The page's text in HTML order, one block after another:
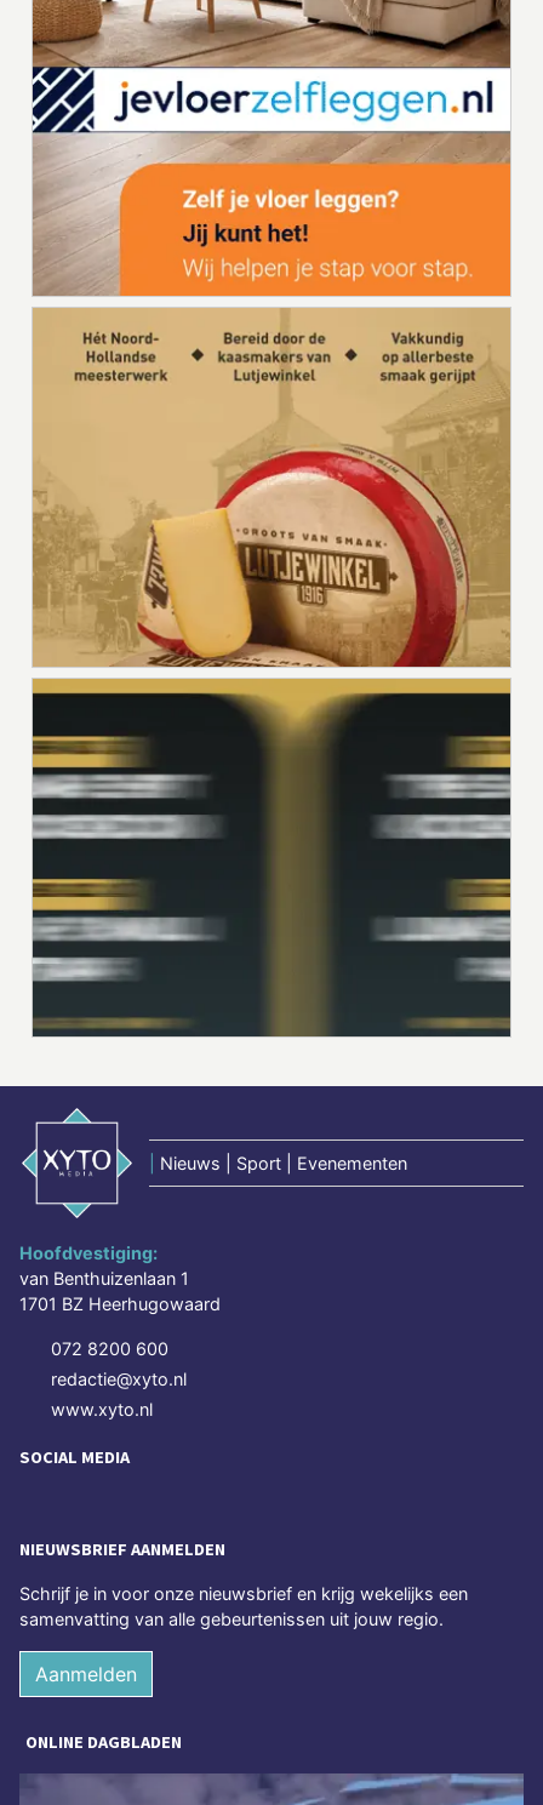
Nieuws | Sport | Evenementen
Hoofdvestiging:
van Benthuizenlaan 1
1701 BZ Heerhugowaard
072 8200 600
redactie@xyto.nl
www.xyto.nl
SOCIAL MEDIA
NIEUWSBRIEF AANMELDEN
Schrijf je in voor onze nieuwsbrief en krijg wekelijks een
samenvatting van alle gebeurtenissen uit jouw regio.
Aanmelden
ONLINE DAGBLADEN